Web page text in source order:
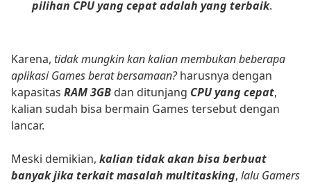
pilihan CPU yang cepat adalah yang terbaik.
Karena, tidak mungkin kan kalian membukan beberapa
aplikasi Games berat bersamaan?harusnya dengan
kapasitas RAM 3GB dan ditunjang CPU yang cepat,
kalian sudah bisa bermain Games tersebut dengan
lancar.
Meski demikian, kalian tidak akan bisa berbuat
banyak jika terkait masalah multitasking, lalu Gamers